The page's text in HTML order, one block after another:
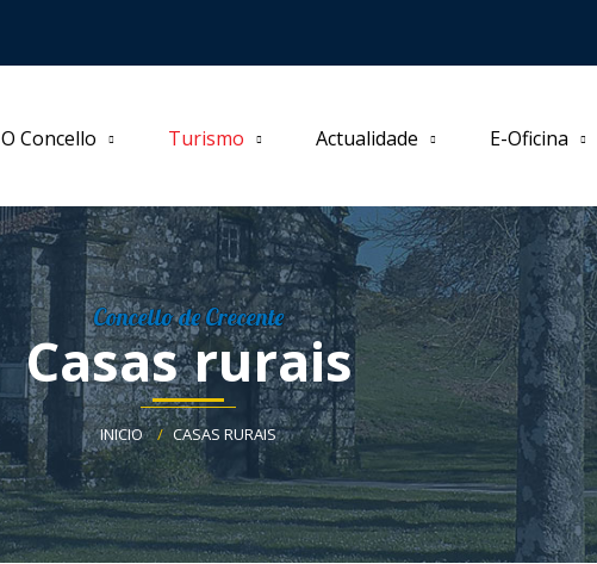
O Concello Turismo Actualidade E-Oficina
Concello de Crecente
Casas rurais
INICIO CASAS RURAIS